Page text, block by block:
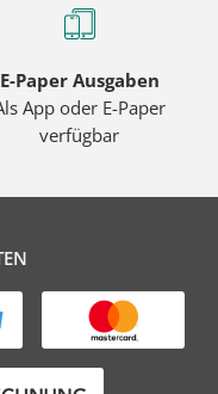
E-Paper Ausgaben
App oder E-Paper
verfügbar